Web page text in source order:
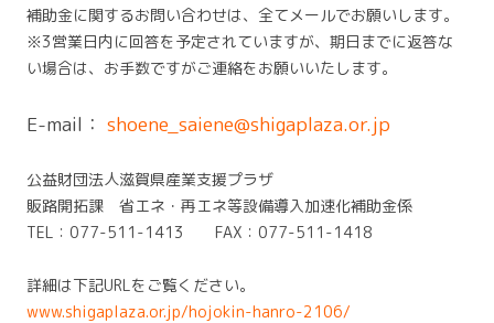
補助金に関するお問い合わせは、全てメールでお願いします。
※3営業日内に回答を予定されていますが、期日までに返答な
い場合は、お手数ですがご連絡をお願いいたします。
E-mail： shoene_saiene@shigaplaza.or.jp
公益財団法人滋賀県産業支援プラザ
販路開拓課 省エネ・再エネ等設備導入加速化補助金係
TEL：077-511-1413 FAX：077-511-1418
詳細は下記URLをご覧ください。
www.shigaplaza.or.jp/hojokin-hanro-2106/